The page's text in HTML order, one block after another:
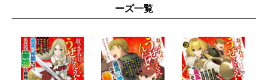
ーズ一覧